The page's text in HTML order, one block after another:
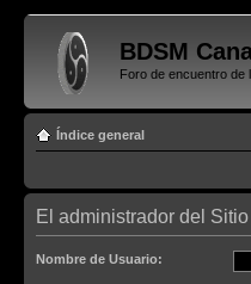
BDSM
Foro de encuentro de
Índice general
El administrador del
Nombre de Usuario: